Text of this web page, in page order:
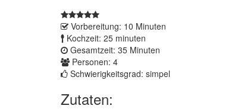
Vorbereitung: 10 Minuten
Kochzeit: 25 minuten
Gesamtzeit: 35 Minuten
Personen: 4
Schwierigkeitsgrad: simpel
Zutaten: